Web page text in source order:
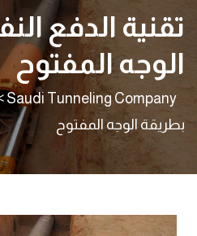
تقنية الدفع
الوجه المفتوح
Saudi Tunneling Company
بطريقة الوجه المفتوح